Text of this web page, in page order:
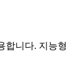
합니다. 지능형